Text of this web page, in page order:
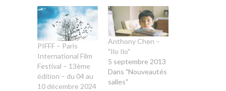
PIFFF – Paris
International Film
Festival – 13ème
édition – du 04 au
10 décembre 2024
Anthony Chen –
"Ilo Ilo"
5 septembre 2013
Dans "Nouveautés
salles"